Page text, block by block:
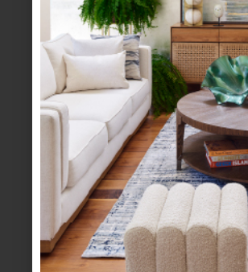
mesa y cocina
august 05 2026